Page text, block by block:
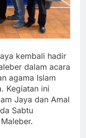
kembali hadir
dalam acara
agama Islam
Kegiatan ini
Jaya dan Amal
Sabtu